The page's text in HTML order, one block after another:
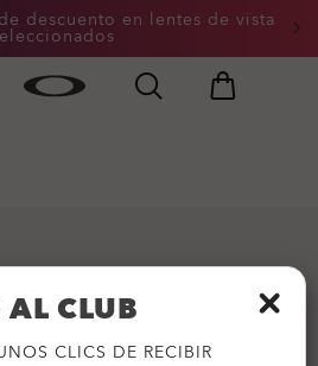
descuento en lentes de vista
20% de descuento en
AL CLUB
CLICS DE RECIBIR